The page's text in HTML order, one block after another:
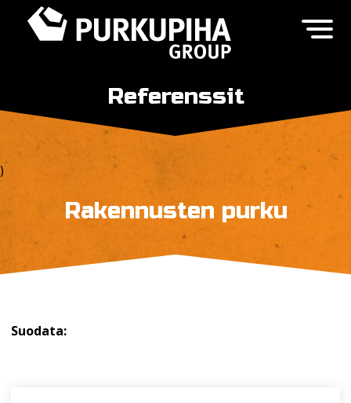
)
Referenssit
Rakennusten purku
Suodata: